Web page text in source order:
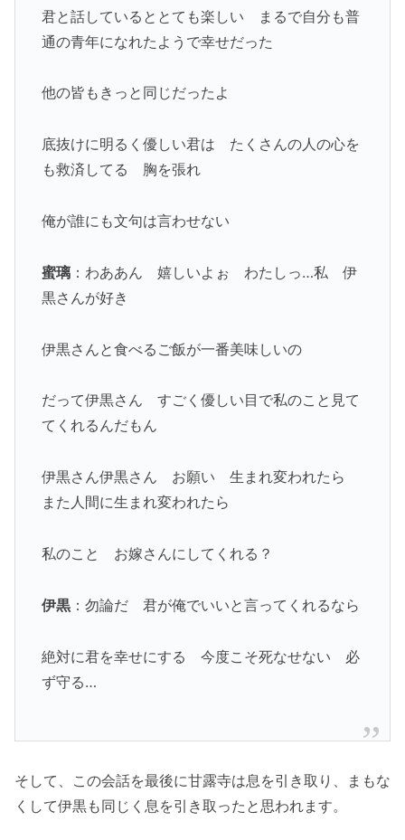
君と話しているととても楽しい まるで自分も普
通の青年になれたようで幸せだった
他の皆もきっと同じだったよ
底抜けに明るく優しい君は たくさんの人の心を
も救済してる 胸を張れ
俺が誰にも文句は言わせない
蜜璃：わああん 嬉しいよぉ わたしっ…私 伊
黒さんが好き
伊黒さんと食べるご飯が一番美味しいの
だって伊黒さん すごく優しい目で私のこと見て
てくれるんだもん
伊黒さん伊黒さん お願い 生まれ変われたら
また人間に生まれ変われたら
私のこと お嫁さんにしてくれる？
伊黒：勿論だ 君が俺でいいと言ってくれるなら
絶対に君を幸せにする 今度こそ死なせない 必
ず守る…
そして、この会話を最後に甘露寺は息を引き取り、まもな
くして伊黒も同じく息を引き取ったと思われます。